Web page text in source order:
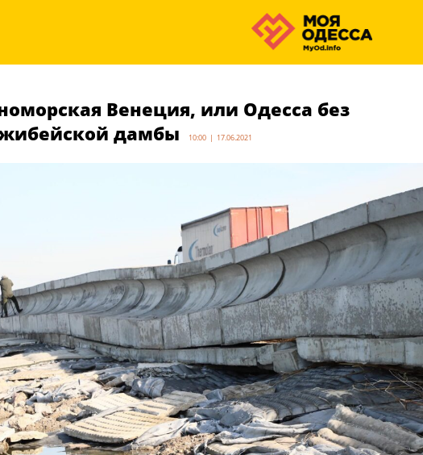
Венеция, или Одесса без
дамбы
10:00 | 17.06.2021